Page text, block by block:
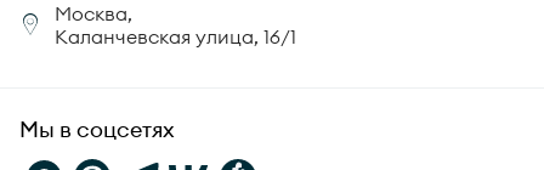
Юридическая информация
Москва,
Каланчевская улица, 16/1
Мы в соцсетях